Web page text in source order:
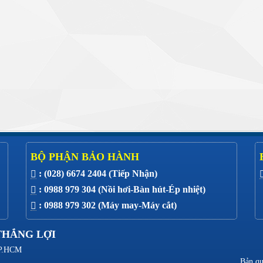
BỘ PHẬN BẢO HÀNH
: (028) 6674 2404 (Tiếp Nhận)
: 0988 979 304 (Nồi hơi-Bàn hút-Ép nhiệt)
: 0988 979 302 (Máy may-Máy cắt)
LỢI